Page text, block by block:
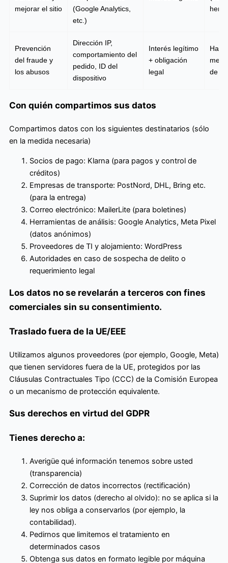
mejorar el sitio
(Google Analytics,
etc.)
Prevención
del fraude y
los abusos
Dirección IP,
comportamiento del
pedido, ID del
dispositivo
Interés legítimo
+ obligación
legal
de
Con quién compartimos sus datos
Compartimos datos con los siguientes destinatarios (sólo
en la medida necesaria)
Socios de pago: Klarna (para pagos y control de
créditos)
Empresas de transporte: PostNord, DHL, Bring etc.
(para la entrega)
Correo electrónico: MailerLite (para boletines)
Herramientas de análisis: Google Analytics, Meta Pixel
(datos anónimos)
Proveedores de TI y alojamiento: WordPress
Autoridades en caso de sospecha de delito o
requerimiento legal
Los datos no se revelarán a terceros con fines
comerciales sin su consentimiento.
Traslado fuera de la UE/EEE
Utilizamos algunos proveedores (por ejemplo, Google, Meta)
que tienen servidores fuera de la UE, protegidos por las
Cláusulas Contractuales Tipo (CCC) de la Comisión Europea
o un mecanismo de protección equivalente.
Sus derechos en virtud del GDPR
Tienes derecho a:
Averigüe qué información tenemos sobre usted
(transparencia)
Corrección de datos incorrectos (rectificación)
Suprimir los datos (derecho al olvido): no se aplica si la
ley nos obliga a conservarlos (por ejemplo, la
contabilidad).
Pedirnos que limitemos el tratamiento en
determinados casos
Obtenga sus datos en formato legible por máquina